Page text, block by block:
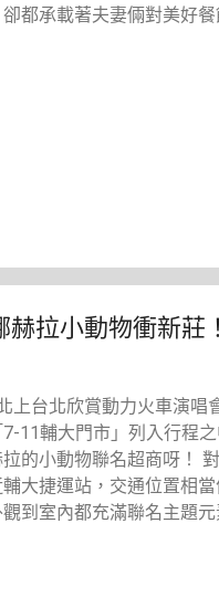
都承載著夫妻倆對美好
拉小動物衝新莊
上台北欣賞動力火車演唱
11輔大門市」列入行程
的小動物聯名超商呀！
輔大捷運站，交通位置相
到室內都充滿聯名主題